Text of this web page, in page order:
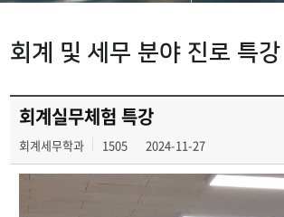
전산세무 특강
회계 및 세무
회계 및 세무 분야 진로 특강
회계실무체험 특강
회계세무학과 1505 2024-11-27